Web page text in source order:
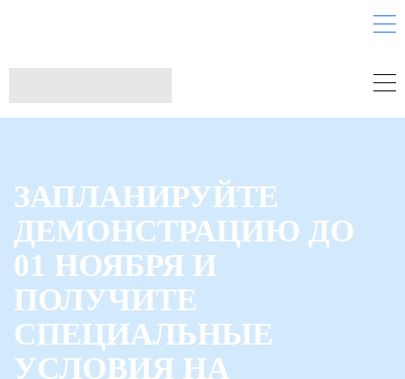
ЗАПЛАНИРУЙТЕ
ДЕМОНСТРАЦИЮ ДО
01 НОЯБРЯ И
ПОЛУЧИТЕ
СПЕЦИАЛЬНЫЕ
УСЛОВИЯ НА